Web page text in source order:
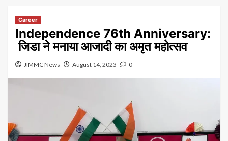
Career
Independence 76th Anniversary:
जिडा ने मनाया आजादी का अमृत महोत्सव
JIMMC News August 14, 2023 0